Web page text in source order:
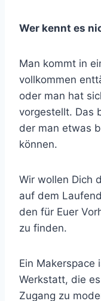
Wer kennt es
Man kommt in
vollkommen
oder man hat
vorgestellt. Das
der man etwas
können.
Wir wollen Dich
auf dem
den für Euer
zu finden.
Ein
Werkstatt, die
Zugang zu